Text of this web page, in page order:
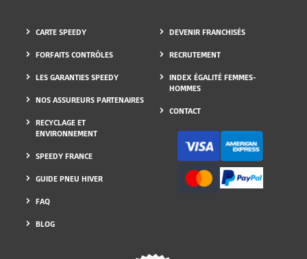
CARTE SPEEDY
FORFAITS CONTRÔLES
LES GARANTIES SPEEDY
NOS ASSUREURS PARTENAIRES
RECYCLAGE ET
ENVIRONNEMENT
SPEEDY FRANCE
GUIDE PNEU HIVER
FAQ
BLOG
DEVENIR FRANCHISÉS
RECRUTEMENT
INDEX ÉGALITÉ FEMMES-
HOMMES
CONTACT